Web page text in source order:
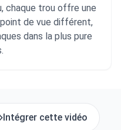
chaque trou offre une
de vue différent,
dans la plus pure
Intégrer cette vidéo